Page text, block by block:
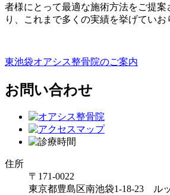
者様にとって最適な施術方法をご提案
り、これまで多くの実績を挙げていお
東池袋オアシス整骨院のご案内
お問い合わせ
住所
〒171-0022
東京都豊島区南池袋1-18-23 ル